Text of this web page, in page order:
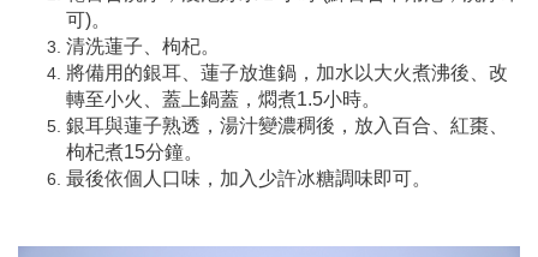
可)。
清洗蓮子、枸杞。
將備用的銀耳、蓮子放進鍋，加水以大火煮沸後、改
轉至小火、蓋上鍋蓋，燜煮1.5小時。
銀耳與蓮子熟透，湯汁變濃稠後，放入百合、紅棗、
枸杞煮15分鐘。
最後依個人口味，加入少許冰糖調味即可。